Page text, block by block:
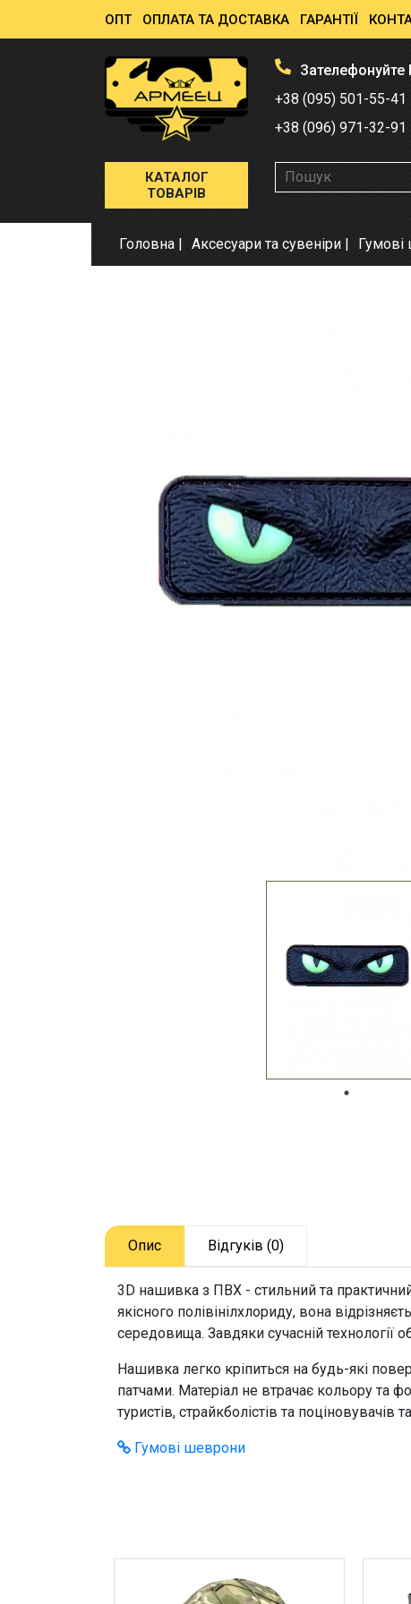
ОПТ ОПЛАТА ТА ДОСТАВКА ГАРАНТІЇ
Зателефонуйте
+38 (095) 501-55-41
+38 (096) 971-32-91
КАТАЛОГ
ТОВАРІВ
Головна Аксесуари та сувеніри
Опис Відгуків (0)
3D нашивка з ПВХ - стильний та
якісного полівінілхлориду, вона
середовища. Завдяки сучасній
Нашивка легко кріпиться на будь-які
патчами. Матеріал не втрачає кольору та
туристів, страйкболістів та поціновувачів
Гумові шеврони